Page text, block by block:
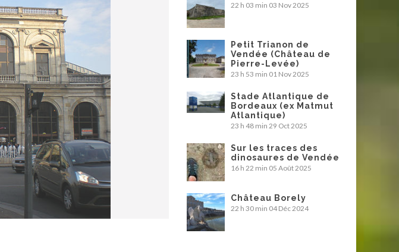
22 h 03 min 03 Nov 2025
Petit Trianon de
Vendée (Château de
Pierre-Levée)
23 h 53 min 01 Nov 2025
Stade Atlantique de
Bordeaux (ex Matmut
Atlantique)
23 h 48 min 29 Oct 2025
Sur les traces des
dinosaures de Vendée
16 h 22 min 05 Août 2025
Château Borely
22 h 30 min 04 Déc 2024